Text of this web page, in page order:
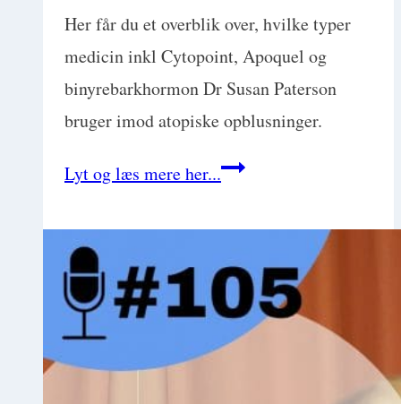
Her får du et overblik over, hvilke typer
medicin inkl Cytopoint, Apoquel og
binyrebarkhormon Dr Susan Paterson
bruger imod atopiske opblusninger.
Lyt og læs mere her...Få
på
allergiske
flare-
ups